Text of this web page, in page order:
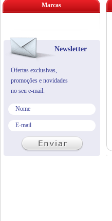
Marcas
Newsletter
Ofertas exclusivas,
promoções e novidades
no seu e-mail.